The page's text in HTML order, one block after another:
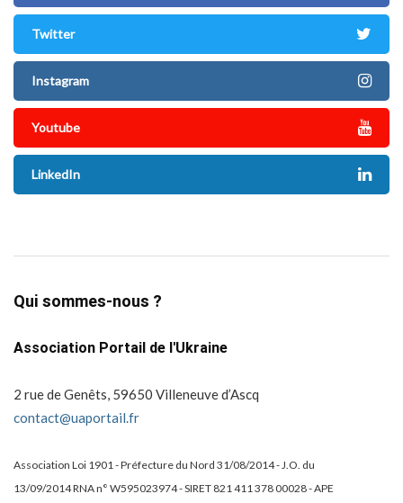
Twitter
Instagram
Youtube
LinkedIn
Qui sommes-nous ?
Association Portail de l'Ukraine
2 rue de Genêts, 59650 Villeneuve d’Ascq
contact@uaportail.fr
Association Loi 1901 - Préfecture du Nord 31/08/2014 - J.O. du
13/09/2014 RNA n° W595023974 - SIRET 821 411 378 00028 - APE